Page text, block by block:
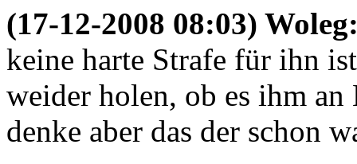
(17-12-2008 08:03)
keine harte Strafe für ihn
weider holen, ob es ihm
denke aber das der schon